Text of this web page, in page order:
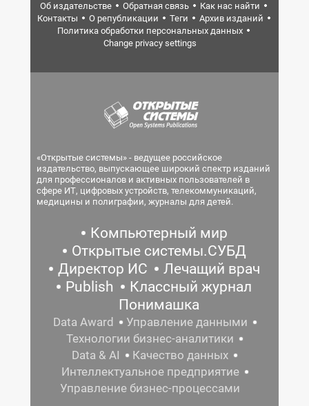
Об издательстве Обратная связь
Как нас найти
Контакты
О републикации Теги
Архив изданий
Политика обработки персональных данных
Change privacy settings
«Открытые системы» - ведущее российское
издательство, выпускающее широкий спектр изданий
для профессионалов и активных пользователей в
сфере ИТ, цифровых устройств, телекоммуникаций,
медицины и полиграфии, журналы для детей.
Компьютерный мир
Открытые системы.СУБД
Директор ИС
Лечащий врач
Publish
Классный журнал
Понимашка
Data Award
Управление данными
Технологии бизнес-аналитики
Data & AI
Качество данных
Интеллектуальное предприятие
Управление бизнес-процессами